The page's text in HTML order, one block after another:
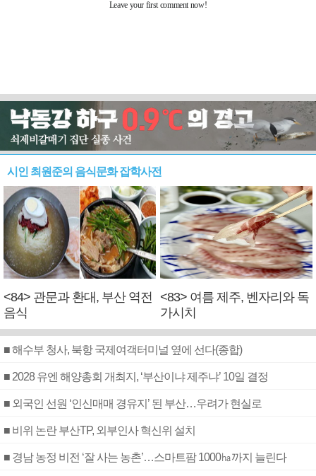
시인 최원준의 음식문화 잡학사전
<84> 관문과 환대, 부산 역전
음식
<83> 여름 제주, 벤자리와 독
가시치
■ 해수부 청사, 북항 국제여객터미널 옆에 선다(종합)
■ 2028 유엔 해양총회 개최지, ‘부산이냐 제주냐’ 10일 결정
■ 외국인 선원 ‘인신매매 경유지’ 된 부산…우려가 현실로
■ 비위 논란 부산TP, 외부인사 혁신위 설치
■ 경남 농정 비전 ‘잘 사는 농촌’…스마트팜 1000㏊까지 늘린다